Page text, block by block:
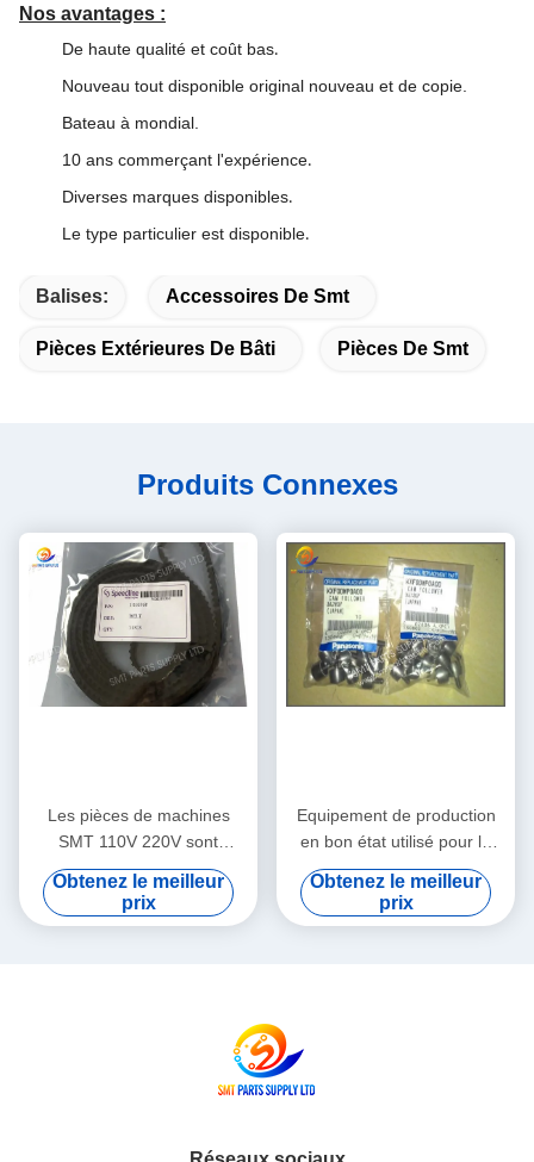
Nos avantages :
De haute qualité et coût bas.
Nouveau tout disponible original nouveau et de copie.
Bateau à mondial.
10 ans commerçant l'expérience.
Diverses marques disponibles.
Le type particulier est disponible.
Balises: Accessoires De Smt
Pièces Extérieures De Bâti Pièces De Smt
Produits Connexes
Les pièces de machines
SMT 110V 220V sont
expédiées par avion, Service
d'enseignement sur le
terrain intégré prenant en
Obtenez le meilleur
prix
Equipement de production
en bon état utilisé pour la
réparation, conçu pour une
précision et des
performances constantes
Obtenez le meilleur
prix